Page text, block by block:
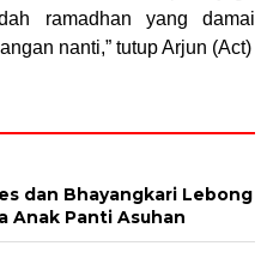
ramadhan yang damai
nanti,” tutup Arjun (Act)
dan Bhayangkari Lebong
Anak Panti Asuhan